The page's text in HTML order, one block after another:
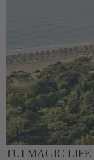
TUI MAGIC LIFE